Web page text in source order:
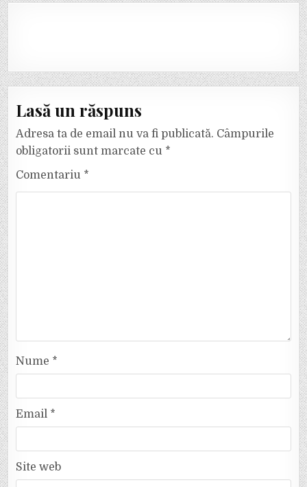
Lasă un răspuns
Adresa ta de email nu va fi publicată. Câmpurile
obligatorii sunt marcate cu *
Comentariu *
Nume *
Email *
Site web